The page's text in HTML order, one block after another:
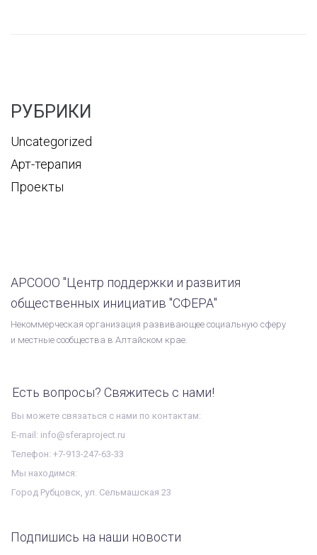
РУБРИКИ
Uncategorized
Арт-терапия
Проекты
АРСООО "Центр поддержки и развития
общественных инициатив "СФЕРА"
Некоммерческая организация развивающее социальную сферу
и местные сообщества в Алтайском крае.
Есть вопросы? Свяжитесь с нами!
Вы можете связаться с нами по контактам:
E-mail: info@sferaproject.ru
Телефон: +7-913-247-63-33
Мы находимся:
Город Рубцовск, ул. Сельмашская 23
Подпишись на наши новости